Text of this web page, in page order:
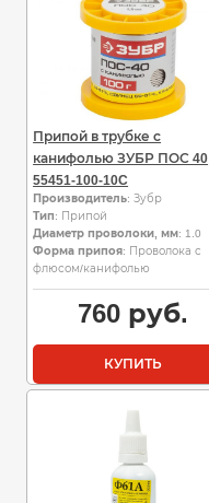
Припой в трубке с
канифолью ЗУБР ПОС 40
55451-100-10C
Производитель: Зубр
Тип: Припой
Диаметр проволоки, мм: 1.0
Форма припоя: Проволока с
флюсом/канифолью
760 руб.
КУПИТЬ